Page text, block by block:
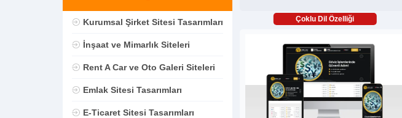
Kurumsal Şirket Sitesi Tasarımları
İnşaat ve Mimarlık Siteleri
Rent A Car ve Oto Galeri Siteleri
Emlak Sitesi Tasarımları
E-Ticaret Sitesi Tasarımları
Çoklu Dil Özelliği